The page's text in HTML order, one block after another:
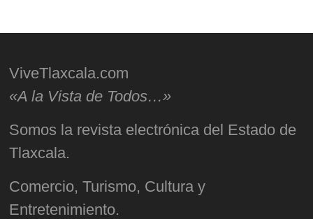
ViveTlaxcala.com
«A la Vista de Todos…»
Somos la revista electrónica del Estado de
Tlaxcala.
Comercio, Turismo, Cultura y
Entretenimiento.